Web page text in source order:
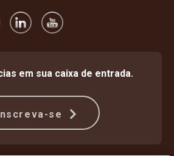
em sua caixa de entrada.
se